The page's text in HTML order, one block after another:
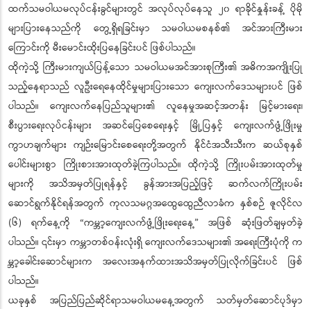
ထက်သမဝါယမလုပ်ငန်းခွင်များတွင် အလုပ်လုပ်နေသူ ၂၀ ရာခိုင်နှုန်းခန့် ပိုမို
များပြားနေသည်ကို တွေ့ရှိရခြင်းမှာ သမဝါယမစနစ်၏ အင်အားကြီးမား
ကြောင်းကို မီးမောင်းထိုးပြနေခြင်းပင် ဖြစ်ပါသည်။
ထိုကဲ့သို့ ကြီးမားကျယ်ပြန့်သော သမဝါယမအင်အားစုကြီး၏ အဓိကအကျိုးပြု
သည့်နေရာသည် လူဦးရေနေထိုင်မှုများပြားသော ကျေးလက်ဒေသများပင် ဖြစ်
ပါသည်။ ကျေးလက်နေပြည်သူများ၏ လူနေမှုအဆင့်အတန်း မြင့်မားရေး၊
စီးပွားရေးလုပ်ငန်းများ အဆင်ပြေစေရေးနှင့် မြို့ပြနှင့် ကျေးလက်ဖွံ့ဖြိုးမှု
ကွာဟချက်များ ကျဉ်းမြောင်းစေရေးတို့အတွက် နိုင်ငံအသီးသီးက ဆယ်စုနှစ်
ပေါင်းများစွာ ကြိုးစားအားထုတ်ခဲ့ကြပါသည်။ ထိုကဲ့သို့ ကြိုးပမ်းအားထုတ်မှု
များကို အသိအမှတ်ပြုရန်နှင့် ခွန်အားအပြည့်ဖြင့် ဆက်လက်ကြိုးပမ်း
ဆောင်ရွက်နိုင်ရန်အတွက် ကုလသမဂ္ဂအထွေထွေညီလာခံက နှစ်စဉ် ဇူလိုင်လ
(၆) ရက်နေ့ကို “ကမ္ဘာ့ကျေးလက်ဖွံ့ဖြိုးရေးနေ့” အဖြစ် ဆုံးဖြတ်ချမှတ်ခဲ့
ပါသည်။ ၎င်းမှာ ကမ္ဘာတစ်ဝန်းလုံးရှိ ကျေးလက်ဒေသများ၏ အရေးကြီးပုံကို က
မ္ဘာ့ခေါင်းဆောင်များက အလေးအနက်ထားအသိအမှတ်ပြုလိုက်ခြင်းပင် ဖြစ်
ပါသည်။
ယခုနှစ် အပြည်ပြည်ဆိုင်ရာသမဝါယမနေ့အတွက် သတ်မှတ်ဆောင်ပုဒ်မှာ